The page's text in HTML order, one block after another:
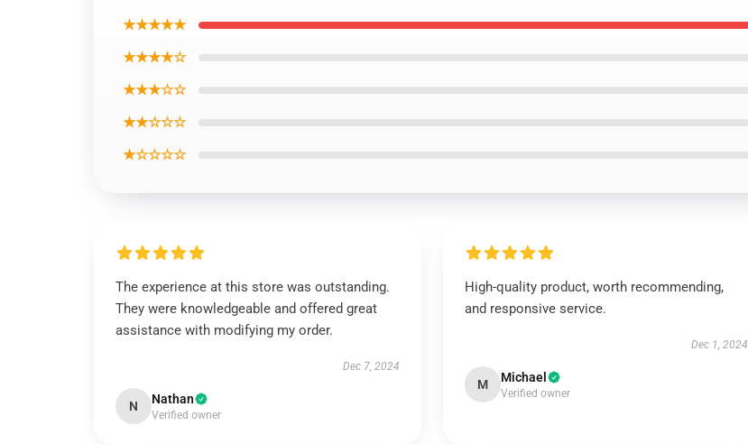
★★★★★
★★★★☆
★★★☆☆
★★☆☆☆
★☆☆☆☆
The experience at this store was outstanding.
They were knowledgeable and offered great
assistance with modifying my order.
Dec 7, 2024
N Nathan
Verified owner
High-quality product, worth recommending,
and responsive service.
Dec 1, 2024
M Michael
Verified owner